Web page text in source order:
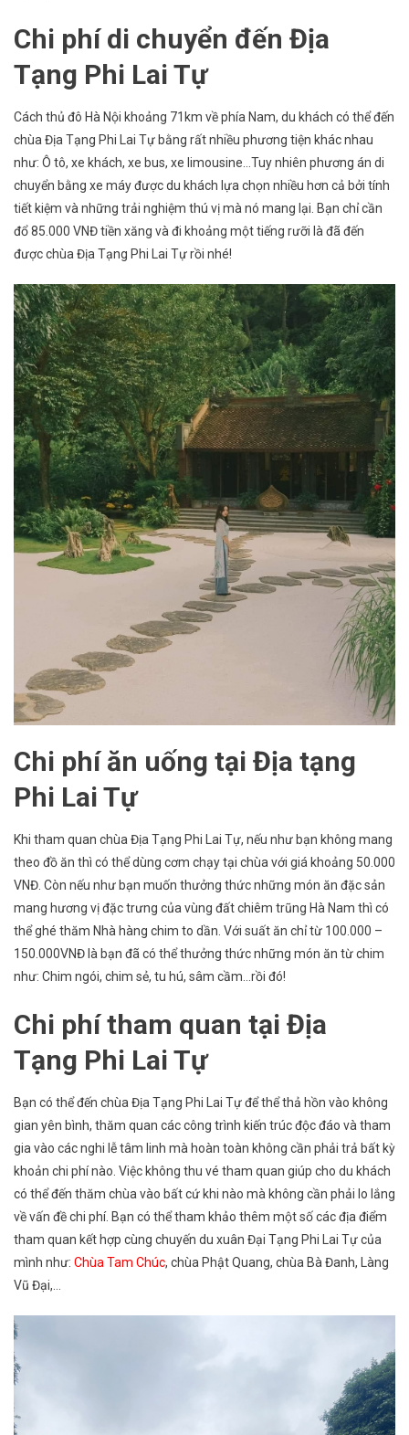
Chi phí di chuyển đến Địa
Tạng Phi Lai Tự
Cách thủ đô Hà Nội khoảng 71km về phía Nam, du khách có thể đến
chùa Địa Tạng Phi Lai Tự bằng rất nhiều phương tiện khác nhau
như: Ô tô, xe khách, xe bus, xe limousine…Tuy nhiên phương án di
chuyển bằng xe máy được du khách lựa chọn nhiều hơn cả bởi tính
tiết kiệm và những trải nghiệm thú vị mà nó mang lại. Bạn chỉ cần
đổ 85.000 VNĐ tiền xăng và đi khoảng một tiếng rưỡi là đã đến
được chùa Địa Tạng Phi Lai Tự rồi nhé!
Chi phí ăn uống tại Địa tạng
Phi Lai Tự
Khi tham quan chùa Địa Tạng Phi Lai Tự, nếu như bạn không mang
theo đồ ăn thì có thể dùng cơm chạy tại chùa với giá khoảng 50.000
VNĐ. Còn nếu như bạn muốn thưởng thức những món ăn đặc sản
mang hương vị đặc trưng của vùng đất chiêm trũng Hà Nam thì có
thể ghé thăm Nhà hàng chim to dần. Với suất ăn chỉ từ 100.000 –
150.000VNĐ là bạn đã có thể thưởng thức những món ăn từ chim
như: Chim ngói, chim sẻ, tu hú, sâm cầm…rồi đó!
Chi phí tham quan tại Địa
Tạng Phi Lai Tự
Bạn có thể đến chùa Địa Tạng Phi Lai Tự để thể thả hồn vào không
gian yên bình, thăm quan các công trình kiến trúc độc đáo và tham
gia vào các nghi lễ tâm linh mà hoàn toàn không cần phải trả bất kỳ
khoản chi phí nào. Việc không thu vé tham quan giúp cho du khách
có thể đến thăm chùa vào bất cứ khi nào mà không cần phải lo lắng
về vấn đề chi phí. Bạn có thể tham khảo thêm một số các địa điểm
tham quan kết hợp cùng chuyến du xuân Đại Tạng Phi Lai Tự của
mình như: Chùa Tam Chúc, chùa Phật Quang, chùa Bà Đanh, Làng
Vũ Đại,…